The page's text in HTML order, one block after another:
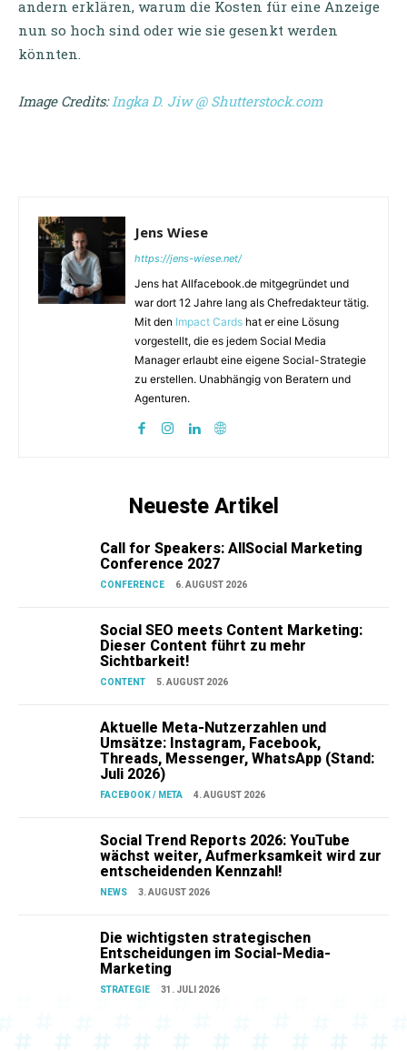
andern erklären, warum die Kosten für eine Anzeige
nun so hoch sind oder wie sie gesenkt werden
könnten.
Image Credits:Ingka D. Jiw @ Shutterstock.com
Jens Wiese
https://jens-wiese.net/
Jens hat Allfacebook.de mitgegründet und
war dort 12 Jahre lang als Chefredakteur tätig.
Mit den Impact Cards hat er eine Lösung
vorgestellt, die es jedem Social Media
Manager erlaubt eine eigene Social-Strategie
zu erstellen. Unabhängig von Beratern und
Agenturen.
Neueste Artikel
Call for Speakers: AllSocial Marketing
Conference 2027
CONFERENCE 6. AUGUST 2026
Social SEO meets Content Marketing:
Dieser Content führt zu mehr
Sichtbarkeit!
CONTENT 5. AUGUST 2026
Aktuelle Meta-Nutzerzahlen und
Umsätze: Instagram, Facebook,
Threads, Messenger, WhatsApp (Stand:
Juli 2026)
FACEBOOK / META 4. AUGUST 2026
Social Trend Reports 2026: YouTube
wächst weiter, Aufmerksamkeit wird zur
entscheidenden Kennzahl!
NEWS 3. AUGUST 2026
Die wichtigsten strategischen
Entscheidungen im Social-Media-
Marketing
STRATEGIE 31. JULI 2026